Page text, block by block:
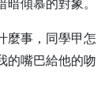
傾慕的對象。
麼事，同學甲怎
的嘴巴給他的吻